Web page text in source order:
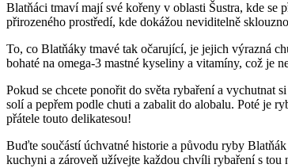
Blatňáci tmaví mají své kořeny v oblasti Šustra, kde
přirozeného prostředí, kde dokážou neviditelně
To, co Blatňáky tmavé tak očarující, je jejich výrazná
bohaté na omega-3 mastné kyseliny a vitamíny, což je
Pokud se chcete ponořit do světa rybaření a vychutnat
solí a pepřem podle chuti a zabalit do alobalu. Poté je
přátele touto delikatesou!
Buďte součástí úchvatné historie a původu ryby
kuchyni a zároveň užívejte každou chvíli rybaření s